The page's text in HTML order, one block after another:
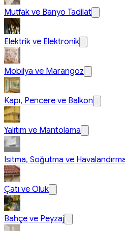
Mutfak ve Banyo Tadilat
Elektrik ve Elektronik
Mobilya ve Marangoz
Kapı, Pencere ve Balkon
Yalıtım ve Mantolama
Isıtma, Soğutma ve
Çatı ve Oluk
Bahçe ve Peyzaj